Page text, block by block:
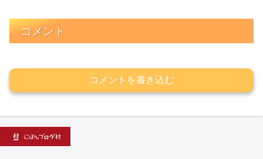
コメント
コメントを書き込む